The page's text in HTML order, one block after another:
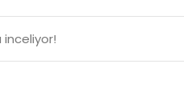
inceliyor!